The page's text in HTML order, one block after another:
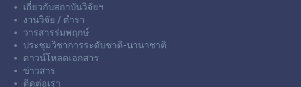
เกี่ยวกับสถาบันวิจัยฯ
งานวิจัย / ตำรา
วารสารร่มพฤกษ์
ประชุมวิชาการระดับชาติ-นานาชาติ
ดาวน์โหลดเอกสาร
ข่าวสาร
ติดต่อเรา